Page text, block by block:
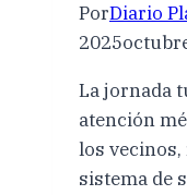
PorDiario
2025
La jornada
atención
los
sistema de